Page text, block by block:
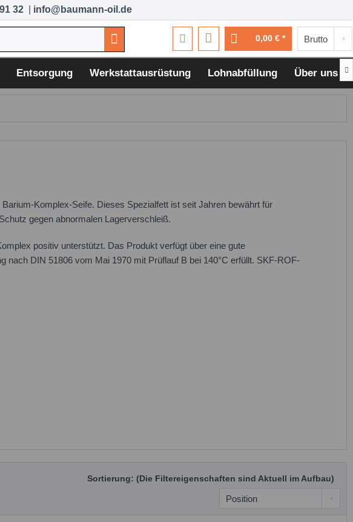
32 info@baumann-oil.de
0,00 € *
Entsorgung Werkstattausrüstung Lohnabfüllung Über uns 
Komplex-Seife. Dieses Spezialfett ist seit Jahren bewährt für
gegen abnormalen Lagerverschleiß.
positiv unterstützt. Das Produkt verfügt über eine gute
DIN 51806 vom Mai 1970 mit Prüflauf B bei 140°C erfüllt. SKF-ROF-
Sortierung: (Die Filtereigenschaften sind Aktuell im Aufbau)